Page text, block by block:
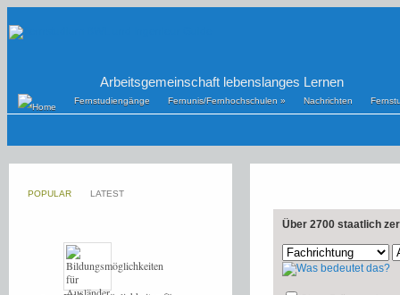
Arbeitsgemeinschaft lebenslanges Lernen
Fernstudiengänge Fernunis/Fernhochschulen » Nachrichten
Über 2700 staatlich
POPULAR LATEST